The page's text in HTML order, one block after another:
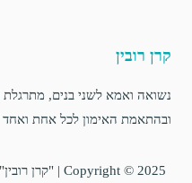
קרן רובין
נשואה ואמא לשני בנים, מתרגלת
ובהתאמת האימון לכל אחת ואחד
Copyright © 2025 | "קרן רובין" | כל הזכויות שמורות | בניית אתרים: